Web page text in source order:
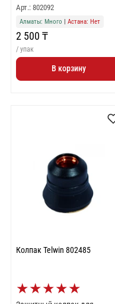
Арт.: 802092
Алматы: Много | Астана: Нет
2 500 ₸
/ упак
В корзину
Колпак Telwin 802485
★★★★★